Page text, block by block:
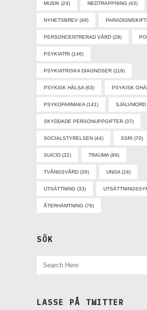
MUSIK (24) NEDTRAPPNING (43)
NYHETSBREV (49)
PERSONCENTRERAD VÅRD (28)
PSYKIATRI (146)
PSYKIATRISKA DIAGNOSER (119)
PSYKISK HÄLSA (63) PSYKISK
PSYKOFARMAKA (141) SJÄLVMORD
SKYDDADE PERSONUPPGIFTER (37)
SOCIALSTYRELSEN (44) SSRI (70)
SUICID (32) TRAUMA (89)
TVÅNGSVÅRD (39) UNGA (24)
UTSÄTTNING (33)
ÅTERHÄMTNING (76)
SÖK
LASSE PÅ TWITTER